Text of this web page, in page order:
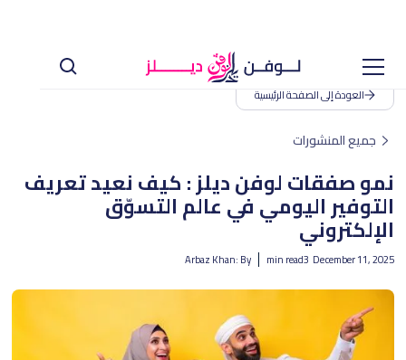
العودة إلى الصفحة الرئيسية
جميع المنشورات
نمو صفقات لوفن ديلز : كيف نعيد تعريف
التوفير اليومي في عالم التسوّق
الإلكتروني
December 11, 2025
3
min read
By :
Arbaz Khan